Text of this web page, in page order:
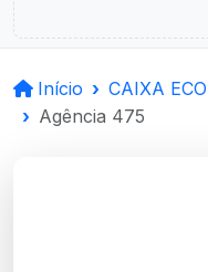
Início
CAIXA
Agência 475